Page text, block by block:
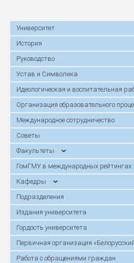
Университет
История
Руководство
Устав и Символика
Идеологическая и воспитательная
Организация образовательного
Международное сотрудничество
Советы
Факультеты
ГомГМУ в международных рейтингах
Кафедры
Подразделения
Издания университета
Гордость университета
Первичная организация
Работа с обращениями граждан